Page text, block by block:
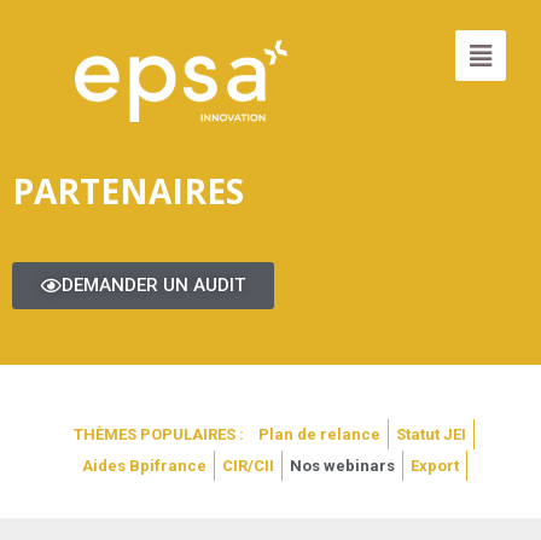
PARTENAIRES
DEMANDER UN AUDIT
THÈMES POPULAIRES : Plan de relance
Statut JEI
Aides Bpifrance
CIR/CII Nos webinars Export